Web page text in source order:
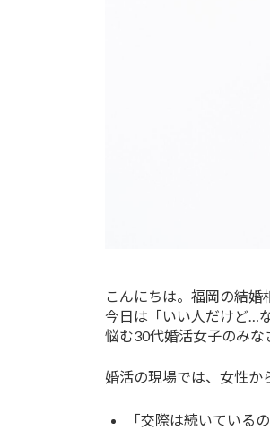
こんにちは。福岡の結婚
今日は「いい人だけど…
悩む30代婚活女子のみな
婚活の現場では、女性か
「交際は続いている